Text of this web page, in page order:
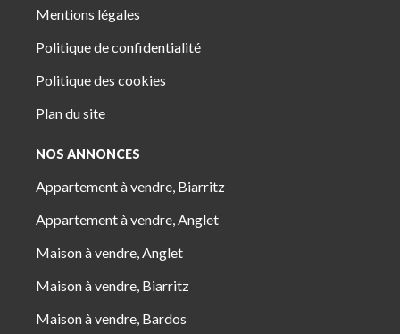
Mentions légales
Politique de confidentialité
Politique des cookies
Plan du site
NOS ANNONCES
Appartement à vendre, Biarritz
Appartement à vendre, Anglet
Maison à vendre, Anglet
Maison à vendre, Biarritz
Maison à vendre, Bardos